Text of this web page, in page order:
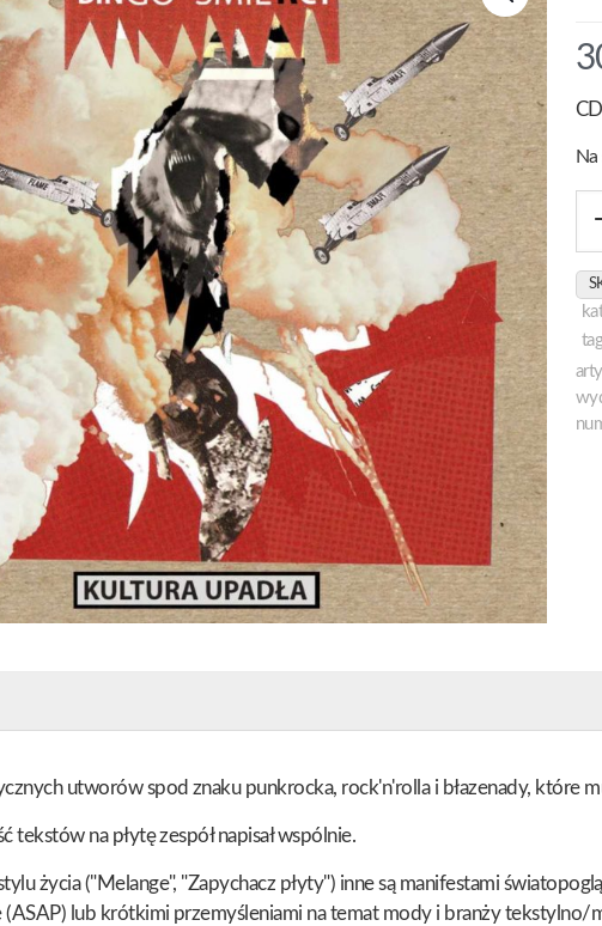
utworów spod znaku punkrocka, rock'n'rolla i błazenady, które
tekstów na płytę zespół napisał wspólnie.
życia ("Melange", "Zapychacz płyty") inne są manifestami
lub krótkimi przemyśleniami na temat mody i branży tekstylno/